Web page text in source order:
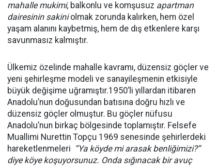
mahalle mukimi, balkonlu ve komşusuz apartman
dairesinin sakiniolmak zorunda kalırken, hem özel
yaşam alanını kaybetmiş, hem de dış etkenlere karşı
savunmasız kalmıştır.
Ülkemiz özelinde mahalle kavramı, düzensiz göçler ve
yeni şehirleşme modeli ve sanayileşmenin etkisiyle
büyük değişime uğramıştır.1950’li yıllardan itibaren
Anadolu’nun doğusundan batısına doğru hızlı ve
düzensiz göçler olmuştur. Bu göçler nüfusu
Anadolu’nun birkaç bölgesinde toplamıştır. Felsefe
Muallimi Nurettin Topçu 1969 senesinde şehirlerdeki
hareketlenmeleri ‘’Ya köyde mi arasak benliğimizi?’’
diye köye koşuyorsunuz. Onda sığınacak bir avuç